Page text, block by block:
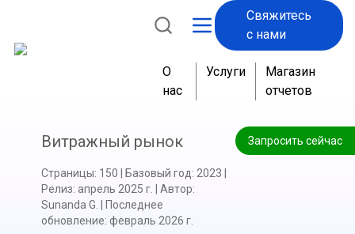
Свяжитесь
с нами
О
нас
Услуги
Магазин
отчетов
Запросить сейчас
Витражный рынок
Страницы: 150 Базовый год: 2023
Релиз: апрель 2025 г. Автор:
Sunanda G.
Последнее
обновление: февраль 2026 г.